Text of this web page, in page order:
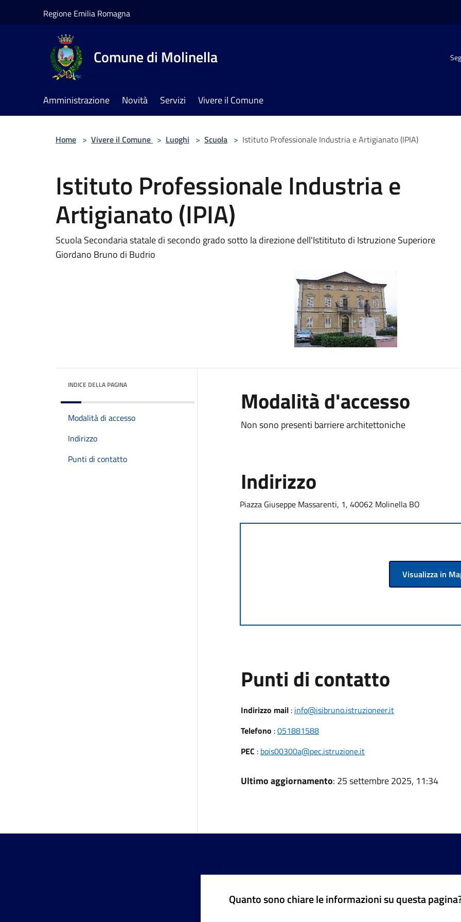
Regione Emilia Romagna
Comune di Molinella
Amministrazione Novità Servizi Vivere il Comune
Home > Vivere il Comune > Luoghi > Scuola > Istituto Professionale Industria e Artigianato (IPIA)
Istituto Professionale Industria e
Artigianato (IPIA)
Scuola Secondaria statale di secondo grado sotto la direzione dell'Istitituto di Istruzione Superiore
Giordano Bruno di Budrio
INDICE DELLA PAGINA
Modalità di accesso
Indirizzo
Punti di contatto
Modalità d'accesso
Non sono presenti barriere architettoniche
Indirizzo
Piazza Giuseppe Massarenti, 1, 40062 Molinella BO
Visualizza in
Punti di contatto
Indirizzo mail: info@isibruno.istruzioneer.it
Telefono :051881588
PEC : bois00300a@pec.istruzione.it
Ultimo aggiornamento: 25 settembre 2025, 11:34
Quanto sono chiare le informazioni su questa